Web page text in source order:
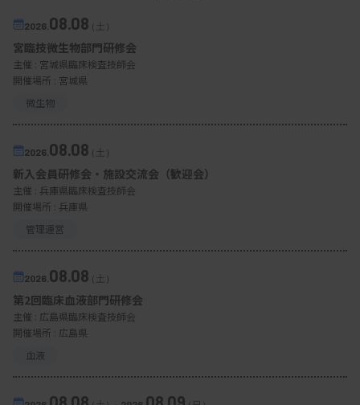
2026. 08.08（土）
宮臨技微生物部門研修会
主催 : 宮城県臨床検査技師会
開催場所 : 宮城県
微生物
2026. 08.08（土）
新入会員研修会・施設交流会（歓迎会）
主催 : 兵庫県臨床検査技師会
開催場所 : 兵庫県
管理運営
2026. 08.08（土）
第2回臨床血液部門研修会
主催 : 広島県臨床検査技師会
開催場所 : 広島県
血液